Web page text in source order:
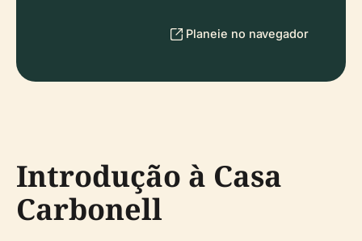
Planeie no navegador
Introdução à Casa
Carbonell